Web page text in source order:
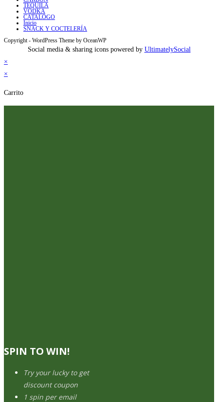
TEQUILA
VODKA
CATALOGO
Inicio
SNACK Y COCTELERÍA
Copyright - WordPress Theme by OceanWP
Social media & sharing icons powered by UltimatelySocial
×
×
Carrito
SPIN TO WIN!
Try your lucky to get
discount coupon
1 spin per email